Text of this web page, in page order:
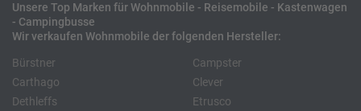
Unsere Top Marken für Wohnmobile - Reisemobile - Kastenwagen
- Campingbusse
Wir verkaufen Wohnmobile der folgenden Hersteller:
Bürstner
Carthago
Dethleffs
Campster
Clever
Etrusco